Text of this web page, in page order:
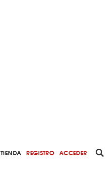
TIENDA REGISTRO ACCEDER